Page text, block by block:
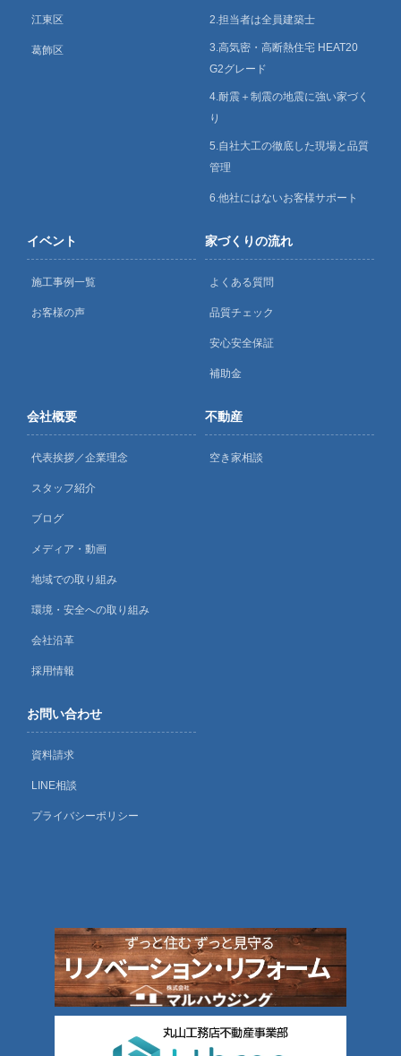
江東区
葛飾区
2.担当者は全員建築士
3.高気密・高断熱住宅 HEAT20
G2グレード
4.耐震＋制震の地震に強い家づく
り
5.自社大工の徹底した現場と品質
管理
6.他社にはないお客様サポート
イベント
施工事例一覧
お客様の声
家づくりの流れ
よくある質問
品質チェック
安心安全保証
補助金
会社概要
代表挨拶／企業理念
スタッフ紹介
ブログ
メディア・動画
地域での取り組み
環境・安全への取り組み
会社沿革
採用情報
不動産
空き家相談
お問い合わせ
資料請求
LINE相談
プライバシーポリシー